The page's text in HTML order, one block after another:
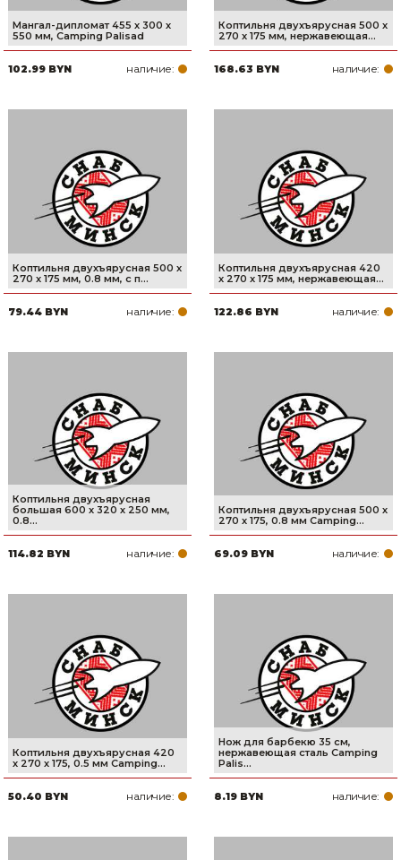
Мангал-дипломат 455 х 300 х
550 мм, Camping Palisad
102.99 BYN наличие:
Коптильня двухъярусная 500 x
270 x 175 мм, нержавеющая...
168.63 BYN наличие:
Коптильня двухъярусная 500 x
270 x 175 мм, 0.8 мм, с п...
79.44 BYN наличие:
Коптильня двухъярусная 420
x 270 x 175 мм, нержавеющая...
122.86 BYN наличие:
Коптильня двухъярусная
большая 600 х 320 х 250 мм,
0.8...
114.82 BYN наличие:
Коптильня двухъярусная 500 х
270 х 175, 0.8 мм Camping...
69.09 BYN наличие:
Коптильня двухъярусная 420
х 270 х 175, 0.5 мм Camping...
50.40 BYN наличие:
Нож для барбекю 35 см,
нержавеющая сталь Camping
Palis...
8.19 BYN наличие: